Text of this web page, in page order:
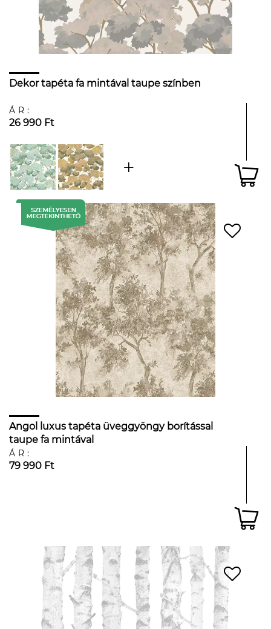
Dekor tapéta fa mintával taupe színben
ÁR:
26 990 Ft
Angol luxus tapéta üveggyöngy borítással
taupe fa mintával
ÁR:
79 990 Ft